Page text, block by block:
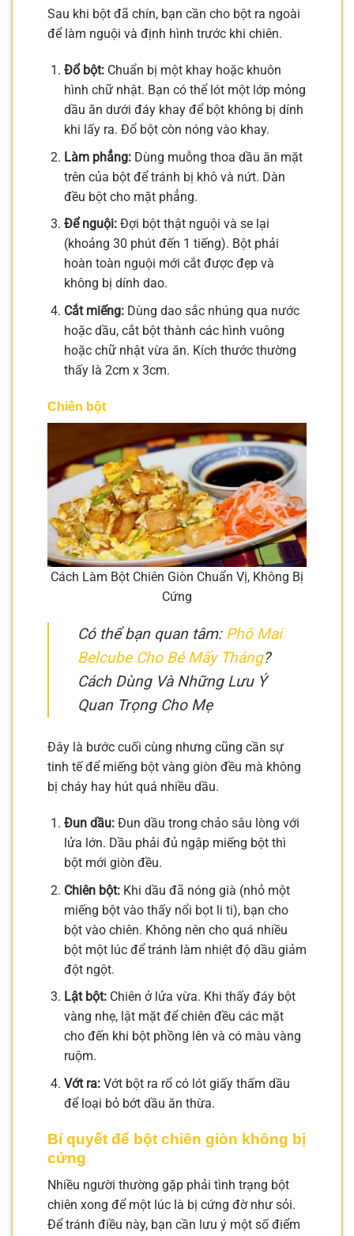
Sau khi bột đã chín, bạn cần cho bột ra ngoài
để làm nguội và định hình trước khi chiên.
Đổ bột:Chuẩn bị một khay hoặc khuôn
hình chữ nhật. Bạn có thể lót một lớp mỏng
dầu ăn dưới đáy khay để bột không bị dính
khi lấy ra. Đổ bột còn nóng vào khay.
Làm phẳng:Dùng muỗng thoa dầu ăn mặt
trên của bột để tránh bị khô và nứt. Dàn
đều bột cho mặt phẳng.
Để nguội:Đợi bột thật nguội và se lại
(khoảng 30 phút đến 1 tiếng). Bột phải
hoàn toàn nguội mới cắt được đẹp và
không bị dính dao.
Cắt miếng:Dùng dao sắc nhúng qua nước
hoặc dầu, cắt bột thành các hình vuông
hoặc chữ nhật vừa ăn. Kích thước thường
thấy là 2cm x 3cm.
Chiên bột
Cách Làm Bột Chiên Giòn Chuẩn Vị, Không Bị
Cứng
Có thể bạn quan tâm: Phô Mai
Belcube Cho Bé Mấy Tháng?
Cách Dùng Và Những Lưu Ý
Quan Trọng Cho Mẹ
Đây là bước cuối cùng nhưng cũng cần sự
tinh tế để miếng bột vàng giòn đều mà không
bị cháy hay hút quá nhiều dầu.
Đun dầu:Đun dầu trong chảo sâu lòng với
lửa lớn. Dầu phải đủ ngập miếng bột thì
bột mới giòn đều.
Chiên bột:Khi dầu đã nóng già (nhỏ một
miếng bột vào thấy nổi bọt li ti), bạn cho
bột vào chiên. Không nên cho quá nhiều
bột một lúc để tránh làm nhiệt độ dầu giảm
đột ngột.
Lật bột:Chiên ở lửa vừa. Khi thấy đáy bột
vàng nhẹ, lật mặt để chiên đều các mặt
cho đến khi bột phồng lên và có màu vàng
ruộm.
Vớt ra:Vớt bột ra rổ có lót giấy thấm dầu
để loại bỏ bớt dầu ăn thừa.
Bí quyết để bột chiên giòn không bị
cứng
Nhiều người thường gặp phải tình trạng bột
chiên xong để một lúc là bị cứng đờ như sỏi.
Để tránh điều này, bạn cần lưu ý một số điểm